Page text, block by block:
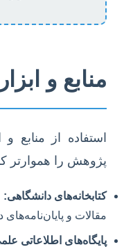
منابع و
استفاده از منابع
پژوهش را هموارتر
کتابخانه‌های دانشگاهی:
مقالات و پایان‌نامه‌های
پایگاه‌های اطلاعاتی